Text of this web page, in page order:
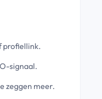
profiellink.
signaal.
zeggen meer.